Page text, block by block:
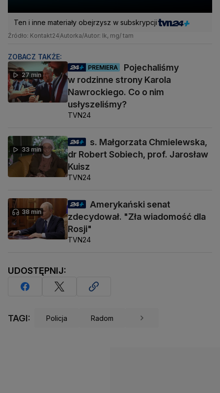
Ten i inne materiały obejrzysz w subskrypcji
Źródło: Kontakt24Autorka/Autor: lk, mg/ tam
ZOBACZ TAKŻE:
27 min
PREMIERA
Pojechaliśmy
w rodzinne strony Karola
Nawrockiego. Co o nim
usłyszeliśmy?
TVN24
33 min
s. Małgorzata Chmielewska,
dr Robert Sobiech, prof. Jarosław
Kuisz
TVN24
38 min
Amerykański senat
zdecydował. "Zła wiadomość dla
Rosji"
TVN24
UDOSTĘPNIJ:
TAGI: Policja Radom